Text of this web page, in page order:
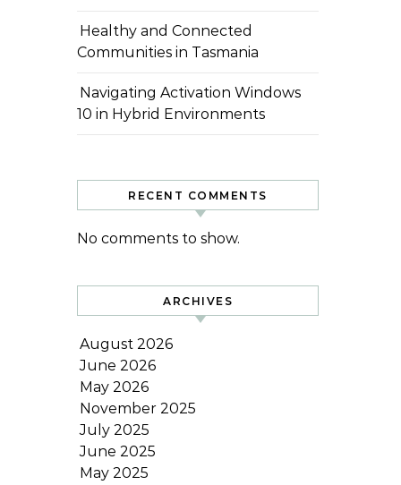
Healthy and Connected
Communities in Tasmania
Navigating Activation Windows
10 in Hybrid Environments
RECENT COMMENTS
No comments to show.
ARCHIVES
August 2026
June 2026
May 2026
November 2025
July 2025
June 2025
May 2025